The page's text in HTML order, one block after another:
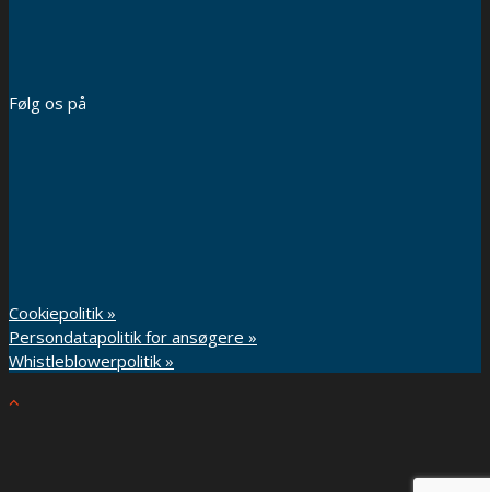
Følg os på
Cookiepolitik »
Persondatapolitik for ansøgere »
Whistleblowerpolitik »